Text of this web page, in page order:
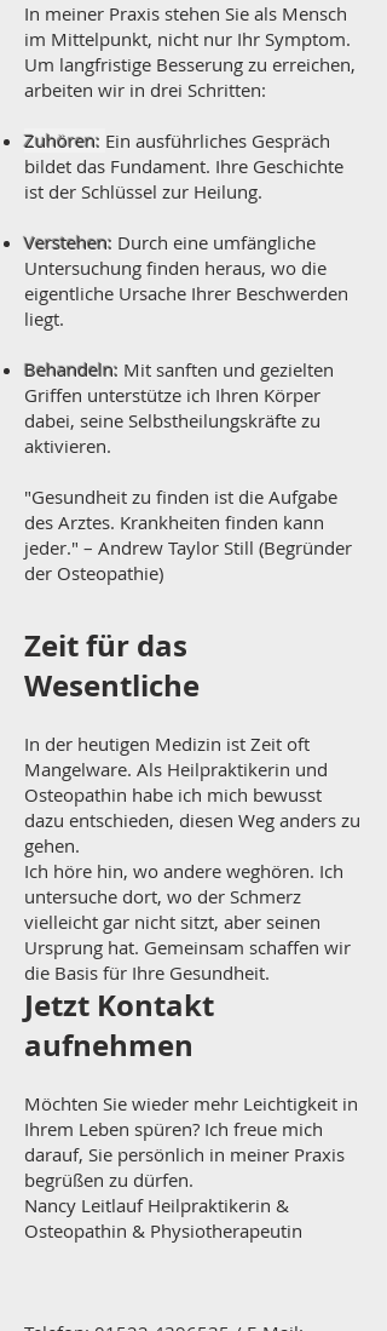
In meiner Praxis stehen Sie als Mensch
im Mittelpunkt, nicht nur Ihr Symptom.
Um langfristige Besserung zu erreichen,
arbeiten wir in drei Schritten:
Zuhören: Ein ausführliches Gespräch
bildet das Fundament. Ihre Geschichte
ist der Schlüssel zur Heilung.
Verstehen: Durch eine umfängliche
Untersuchung finden heraus, wo die
eigentliche Ursache Ihrer Beschwerden
liegt.
Behandeln: Mit sanften und gezielten
Griffen unterstütze ich Ihren Körper
dabei, seine Selbstheilungskräfte zu
aktivieren.
"Gesundheit zu finden ist die Aufgabe
des Arztes. Krankheiten finden kann
jeder." – Andrew Taylor Still (Begründer
der Osteopathie)
Zeit für das
Wesentliche
In der heutigen Medizin ist Zeit oft
Mangelware. Als Heilpraktikerin und
Osteopathin habe ich mich bewusst
dazu entschieden, diesen Weg anders zu
gehen.
Ich höre hin, wo andere weghören. Ich
untersuche dort, wo der Schmerz
vielleicht gar nicht sitzt, aber seinen
Ursprung hat. Gemeinsam schaffen wir
die Basis für Ihre Gesundheit.
Jetzt Kontakt
aufnehmen
Möchten Sie wieder mehr Leichtigkeit in
Ihrem Leben spüren? Ich freue mich
darauf, Sie persönlich in meiner Praxis
begrüßen zu dürfen.
Nancy Leitlauf Heilpraktikerin &
Osteopathin & Physiotherapeutin